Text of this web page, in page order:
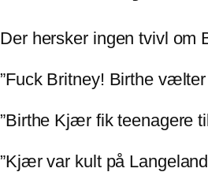
Der hersker ingen tvivl om
”Fuck Britney! Birthe
”Birthe Kjær fik teenagere
”Kjær var kult på